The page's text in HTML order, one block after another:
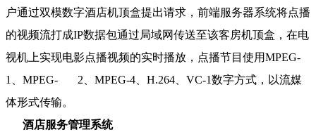
户通过双模数字酒店机顶盒提出请求，前端服务器系统将点播
的视频流打成IP数据包通过局域网传送至该客房机顶盒，在电
视机上实现电影点播视频的实时播放，点播节目使用MPEG-
1、MPEG- 2、MPEG-4、H.264、VC-1数字方式，以流媒
体形式传输。
酒店服务管理系统